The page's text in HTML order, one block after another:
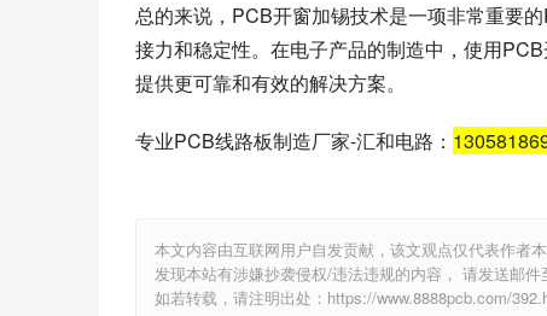
总的来说，PCB开窗加锡技术是一项非常重要
接力和稳定性。在电子产品的制造中，使用
提供更可靠和有效的解决方案。
专业PCB线路板制造厂家-汇和电路：
本文内容由互联网用户自发贡献，该文观点仅代表作者
发现本站有涉嫌抄袭侵权/违法违规的内容， 请发送邮
如若转载，请注明出处：https://www.8888pcb.com/